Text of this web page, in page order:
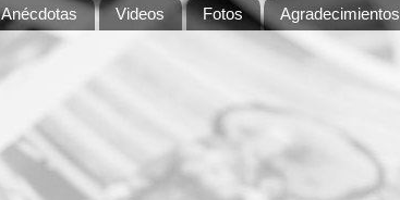
Anécdotas Videos Fotos Agradecimientos